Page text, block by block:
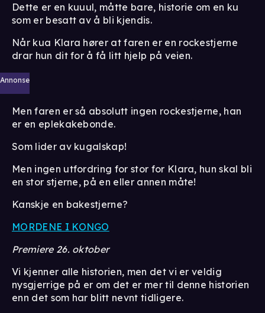
Dette er en kuuul, måtte bare, historie om en ku
som er besatt av å bli kjendis.
Når kua Klara hører at faren er en rockestjerne
drar hun dit for å få litt hjelp på veien.
Annonse
Men faren er så absolutt ingen rockestjerne, han
er en eplekakebonde.
Som lider av kugalskap!
Men ingen utfordring for stor for Klara, hun skal bli
en stor stjerne, på en eller annen måte!
Kanskje en bakestjerne?
MORDENE I KONGO
Premiere 26. oktober
Vi kjenner alle historien, men det vi er veldig
nysgjerrige på er om det er mer til denne historien
enn det som har blitt nevnt tidligere.